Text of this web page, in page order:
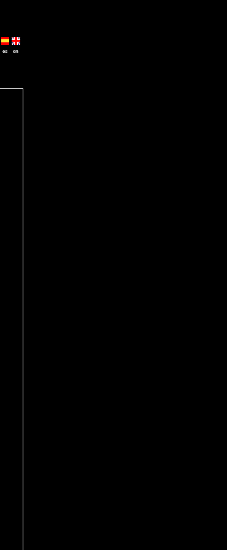
es en